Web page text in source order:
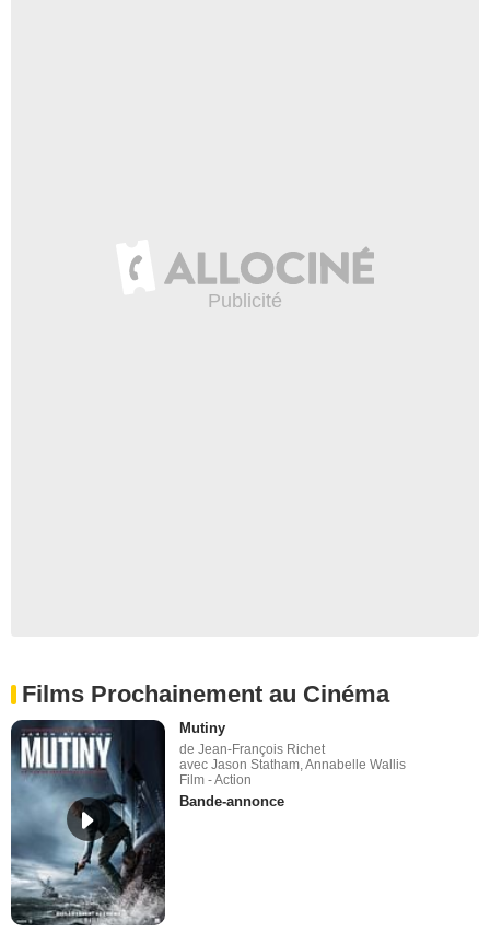
Films Prochainement au Cinéma
Mutiny
de Jean-François Richet
avec Jason Statham, Annabelle Wallis
Film - Action
Bande-annonce